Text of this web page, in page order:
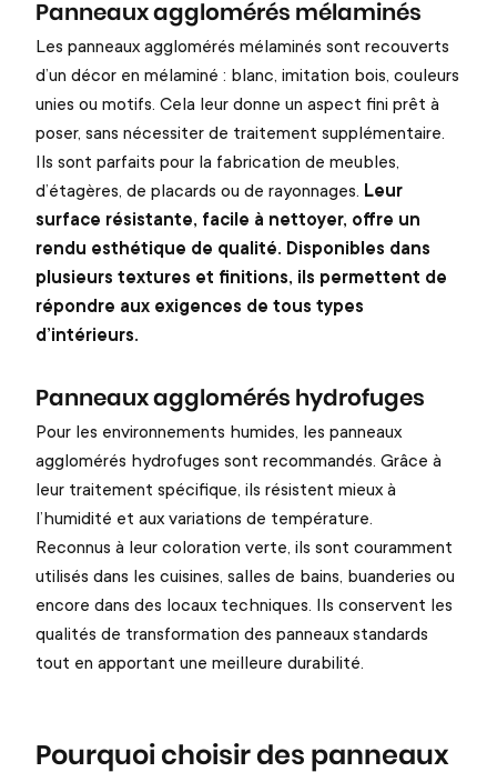
Panneaux agglomérés mélaminés
Les panneaux agglomérés mélaminés sont recouverts
d’un décor en mélaminé : blanc, imitation bois, couleurs
unies ou motifs. Cela leur donne un aspect fini prêt à
poser, sans nécessiter de traitement supplémentaire.
Ils sont parfaits pour la fabrication de meubles,
d’étagères, de placards ou de rayonnages. Leur
surface résistante, facile à nettoyer, offre un
rendu esthétique de qualité. Disponibles dans
plusieurs textures et finitions, ils permettent de
répondre aux exigences de tous types
d’intérieurs.
Panneaux agglomérés hydrofuges
Pour les environnements humides, les panneaux
agglomérés hydrofuges sont recommandés. Grâce à
leur traitement spécifique, ils résistent mieux à
l’humidité et aux variations de température.
Reconnus à leur coloration verte, ils sont couramment
utilisés dans les cuisines, salles de bains, buanderies ou
encore dans des locaux techniques. Ils conservent les
qualités de transformation des panneaux standards
tout en apportant une meilleure durabilité.
Pourquoi choisir des panneaux